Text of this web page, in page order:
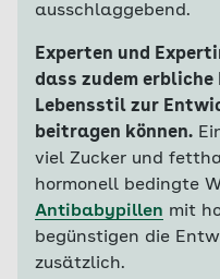
ausschlaggebend.
Experten und
dass zudem erbliche
Lebensstil zur
beitragen können.
viel Zucker und
hormonell bedingte
Antibabypillen mit
begünstigen die
zusätzlich.